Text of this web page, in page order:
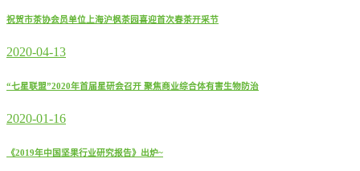
祝贺市茶协会员单位上海沪枫茶园喜迎首次春茶开采节
2020-04-13
“七星联盟”2020年首届星研会召开 聚焦商业综合体有害生物防治
2020-01-16
《2019年中国坚果行业研究报告》出炉~